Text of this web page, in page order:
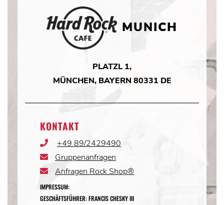
MUNICH
PLATZL 1,
MÜNCHEN, BAYERN 80331 DE
KONTAKT
Phone+49 89/2429490
Email
Gruppenanfragen
Email
Anfragen Rock Shop®
IMPRESSUM:
GESCHÄFTSFÜHRER: FRANCIS CHESKY III